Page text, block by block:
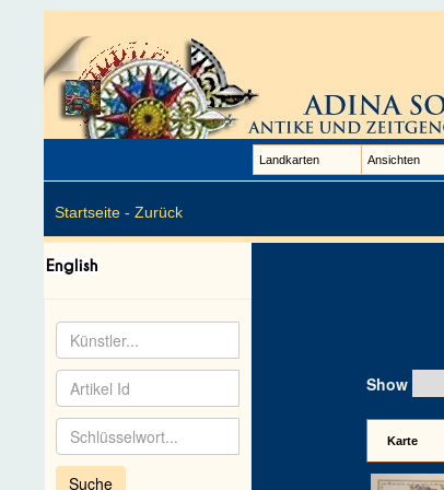
Landkarten Ansichten
Startseite - Zurück
Show
Karte